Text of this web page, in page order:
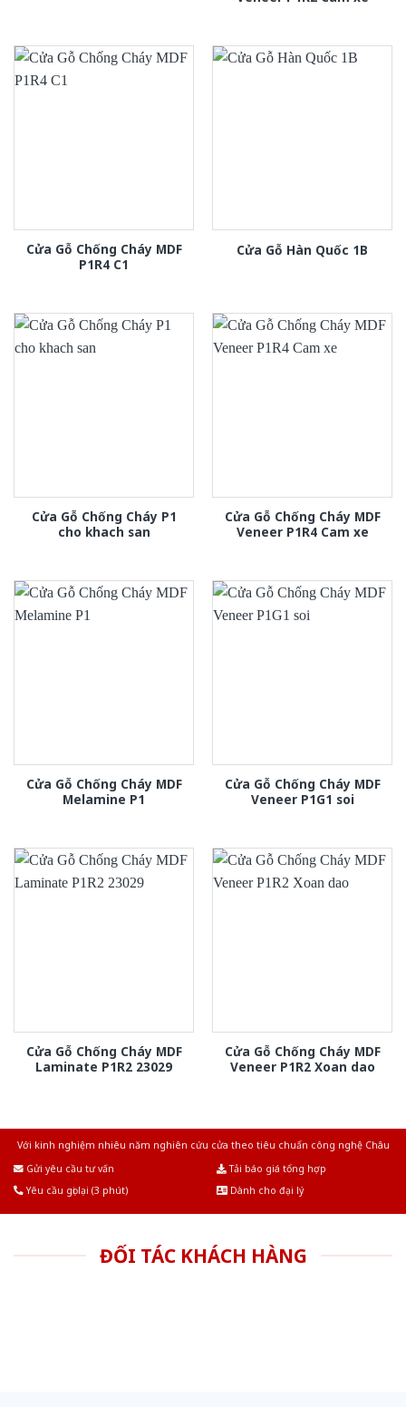
Cửa Gỗ Chống Cháy MDF
P1R4 C1
Cửa Gỗ Hàn Quốc 1B
Cửa Gỗ Chống Cháy P1
cho khach san
Cửa Gỗ Chống Cháy MDF
Veneer P1R4 Cam xe
Cửa Gỗ Chống Cháy MDF
Melamine P1
Cửa Gỗ Chống Cháy MDF
Veneer P1G1 soi
Cửa Gỗ Chống Cháy MDF
Laminate P1R2 23029
Cửa Gỗ Chống Cháy MDF
Veneer P1R2 Xoan dao
Với kinh nghiệm nhiêu năm nghiên cứu cửa theo tiêu chuẩn công nghệ Châu
Gửi yêu cầu tư vấn
Tải báo giá tổng hợp
Yêu cầu gọi lại (3 phút)
Dành cho đại lý
ĐỐI TÁC KHÁCH HÀNG